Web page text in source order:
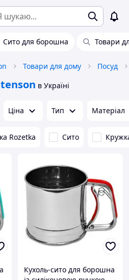
Сито для борошна Товари
Товари для дому Посуд
в Україні
Ціна Тип Матеріал
Rozetka Сито
Кухоль-сито для борошна